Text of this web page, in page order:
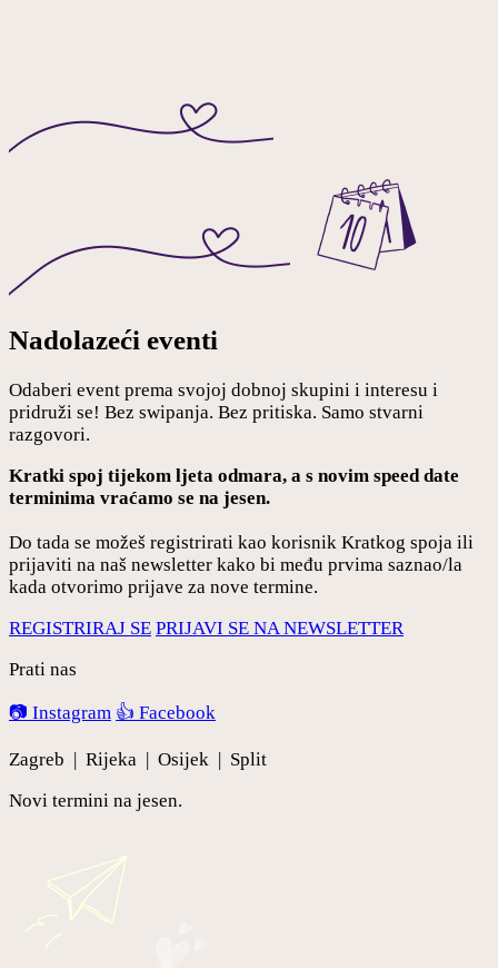
Nadolazeći eventi
Odaberi event prema svojoj dobnoj skupini i interesu i
pridruži se! Bez swipanja. Bez pritiska. Samo stvarni
razgovori.
Kratki spoj tijekom ljeta odmara, a s novim speed date
terminima vraćamo se na jesen.
Do tada se možeš registrirati kao korisnik Kratkog spoja ili
prijaviti na naš newsletter kako bi među prvima saznao/la
kada otvorimo prijave za nove termine.
REGISTRIRAJ SE PRIJAVI SE NA NEWSLETTER
Prati nas
📷 Instagram 👍 Facebook
Zagreb | Rijeka | Osijek | Split
Novi termini na jesen.